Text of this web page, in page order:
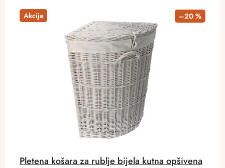
Akcija –20 %
Pletena košara za rublje bijela kutna opšivena